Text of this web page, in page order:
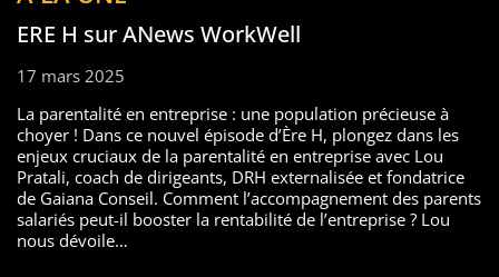
ERE H sur ANews WorkWell
17 mars 2025
La parentalité en entreprise : une population précieuse à
choyer ! Dans ce nouvel épisode d’Ère H, plongez dans les
enjeux cruciaux de la parentalité en entreprise avec Lou
Pratali, coach de dirigeants, DRH externalisée et fondatrice
de Gaiana Conseil. Comment l’accompagnement des parents
salariés peut-il booster la rentabilité de l’entreprise ? Lou
nous dévoile…